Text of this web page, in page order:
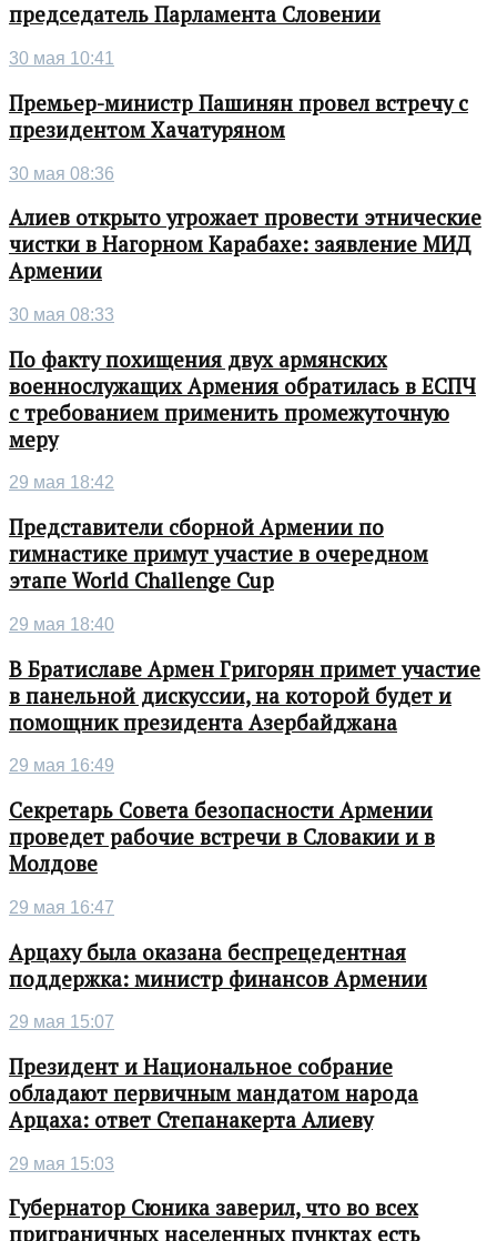
председатель Парламента Словении
30 мая 10:41
Премьер-министр Пашинян провел встречу с
президентом Хачатуряном
30 мая 08:36
Алиев открыто угрожает провести этнические
чистки в Нагорном Карабахе: заявление МИД
Армении
30 мая 08:33
По факту похищения двух армянских
военнослужащих Армения обратилась в ЕСПЧ
с требованием применить промежуточную
меру
29 мая 18:42
Представители сборной Армении по
гимнастике примут участие в очередном
этапе World Challenge Cup
29 мая 18:40
В Братиславе Армен Григорян примет участие
в панельной дискуссии, на которой будет и
помощник президента Азербайджана
29 мая 16:49
Секретарь Совета безопасности Армении
проведет рабочие встречи в Словакии и в
Молдове
29 мая 16:47
Арцаху была оказана беспрецедентная
поддержка: министр финансов Армении
29 мая 15:07
Президент и Национальное собрание
обладают первичным мандатом народа
Арцаха: ответ Степанакерта Алиеву
29 мая 15:03
Губернатор Сюника заверил, что во всех
приграничных населенных пунктах есть